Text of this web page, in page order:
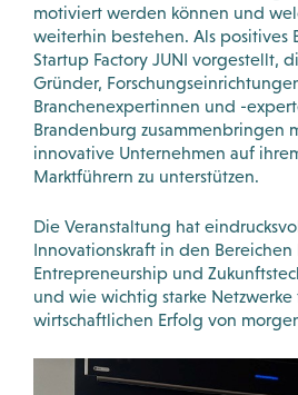
motiviert werden können und
weiterhin bestehen. Als positives
Startup Factory JUNI vorgestellt,
Gründer,
Branchenexpertinnen und -
Brandenburg zusammenbringen
innovative Unternehmen auf
Marktführern zu unterstützen.
Die Veranstaltung hat
Innovationskraft in den Bereichen
Entrepreneurship und
und wie wichtig starke Netzwerke
wirtschaftlichen Erfolg von